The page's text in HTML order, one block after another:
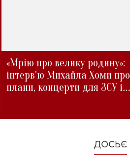
«Мрію про велику родину»:
інтерв'ю Михайла Хоми про
плани, концерти для ЗСУ і
ДОСЬЄ